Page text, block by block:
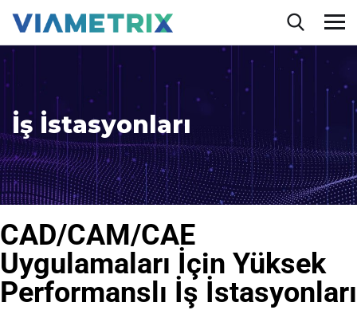
İş İstasyonları
CAD/CAM/CAE
Uygulamaları İçin Yüksek
Performanslı İş İstasyonları